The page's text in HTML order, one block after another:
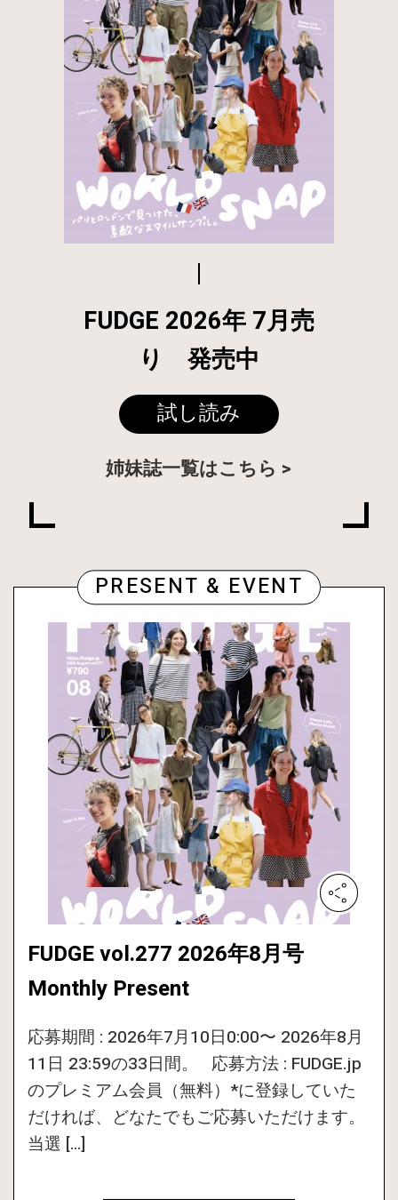
FUDGE 2026年 7月売
り 発売中
試し読み
姉妹誌一覧はこちら
PRESENT & EVENT
FUDGE vol.277 2026年8月号
Monthly Present
応募期間 : 2026年7月10日0:00〜 2026年8月
11日 23:59の33日間。 応募方法 : FUDGE.jp
のプレミアム会員（無料）*に登録していた
だければ、どなたでもご応募いただけます。
当選 […]